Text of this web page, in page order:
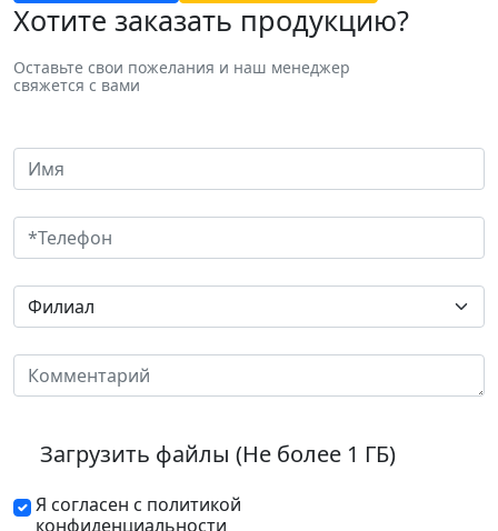
Хотите заказать продукцию?
Оставьте свои пожелания и наш менеджер
свяжется с вами
Загрузить файлы (Не более 1 ГБ)
Я согласен с политикой
конфиденциальности